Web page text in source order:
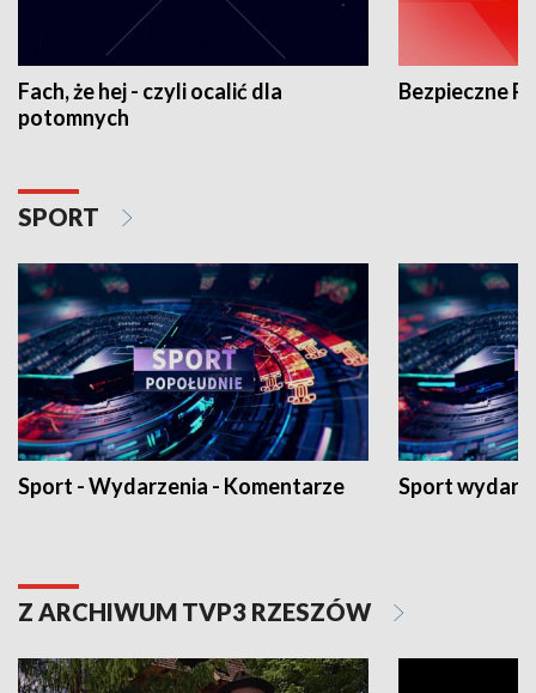
Fach, że hej - czyli ocalić dla
potomnych
Bezpieczne
SPORT
Sport - Wydarzenia - Komentarze Sport
Z ARCHIWUM TVP3 RZESZÓW